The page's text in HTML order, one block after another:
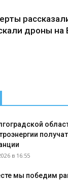
дроны на
в 16:55
мы победим